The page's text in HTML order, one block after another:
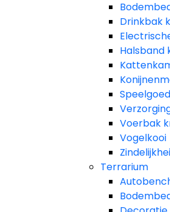
Drinkbak
Halsband
Voerbak
Vogelkooi
Terrarium